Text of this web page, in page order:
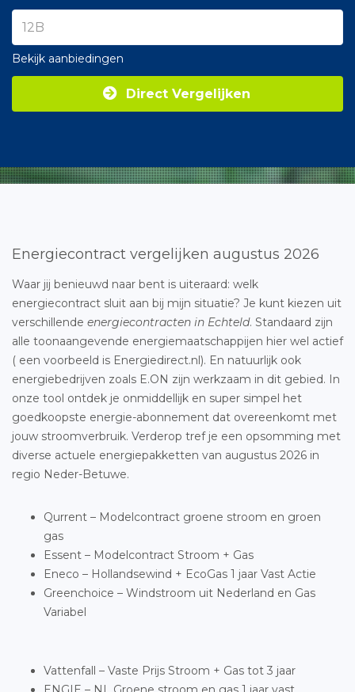
Bekijk aanbiedingen
Direct Vergelijken
Energiecontract vergelijken augustus 2026
Waar jij benieuwd naar bent is uiteraard: welk
energiecontract sluit aan bij mijn situatie? Je kunt kiezen uit
verschillende energiecontracten in Echteld. Standaard zijn
alle toonaangevende energiemaatschappijen hier wel actief
( een voorbeeld is Energiedirect.nl). En natuurlijk ook
energiebedrijven zoals E.ON zijn werkzaam in dit gebied. In
onze tool ontdek je onmiddellijk en super simpel het
goedkoopste energie-abonnement dat overeenkomt met
jouw stroomverbruik. Verderop tref je een opsomming met
diverse actuele energiepakketten van augustus 2026 in
regio Neder-Betuwe.
Qurrent – Modelcontract groene stroom en groen
gas
Essent – Modelcontract Stroom + Gas
Eneco – Hollandsewind + EcoGas 1 jaar Vast Actie
Greenchoice – Windstroom uit Nederland en Gas
Variabel
Vattenfall – Vaste Prijs Stroom + Gas tot 3 jaar